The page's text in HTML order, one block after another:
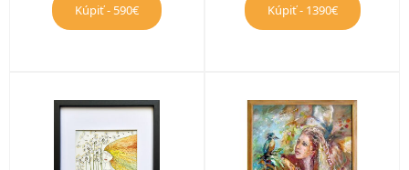
Kúpiť - 590€ Kúpiť - 1390€